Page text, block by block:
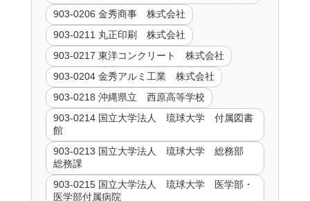
903-0206 金秀商事 株式会社
903-0211 丸正印刷 株式会社
903-0217 東洋コンクリート 株式会社
903-0204 金秀アルミ工業 株式会社
903-0218 沖縄県立 西原高等学校
903-0214 国立大学法人 琉球大学 付属図書
館
903-0213 国立大学法人 琉球大学 総務部
総務課
903-0215 国立大学法人 琉球大学 医学部・
医学部付属病院